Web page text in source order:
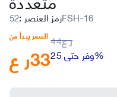
رمز العنصر : 52FSH-16
السعر يبدأ من
ر ع33
ر ع44
وفر حتى 25%